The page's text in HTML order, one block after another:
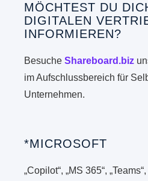
MÖCHTEST DU
DIGITALEN
INFORMIEREN?
BesucheShareboard.biz
im Aufschlussbereich für
Unternehmen.
*MICROSOFT
„Copilot“, „MS 365“,